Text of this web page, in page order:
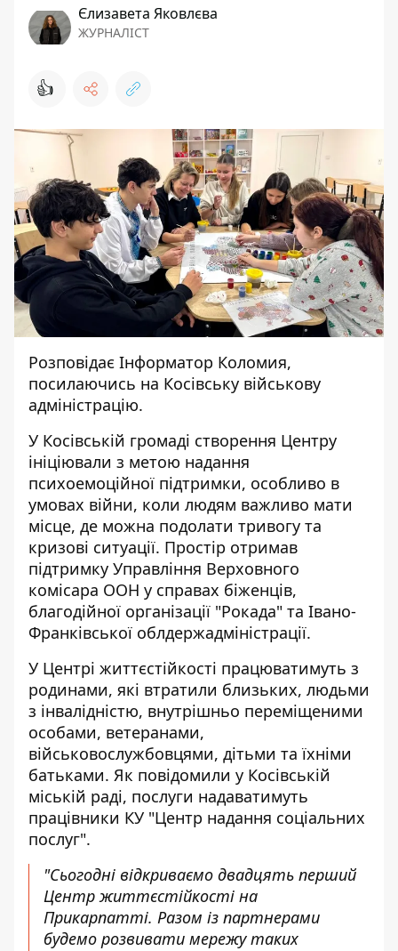
Єлизавета Яковлєва
ЖУРНАЛІСТ
👍
Розповідає Інформатор Коломия,
посилаючись на Косівську військову
адміністрацію.
У Косівській громаді створення Центру
ініціювали з метою надання
психоемоційної підтримки, особливо в
умовах війни, коли людям важливо мати
місце, де можна подолати тривогу та
кризові ситуації. Простір отримав
підтримку Управління Верховного
комісара ООН у справах біженців,
благодійної організації "Рокада" та Івано-
Франківської облдержадміністрації.
У Центрі життєстійкості працюватимуть з
родинами, які втратили близьких, людьми
з інвалідністю, внутрішньо переміщеними
особами, ветеранами,
військовослужбовцями, дітьми та їхніми
батьками. Як повідомили у Косівській
міській раді, послуги надаватимуть
працівники КУ "Центр надання соціальних
послуг".
"Сьогодні відкриваємо двадцять перший
Центр життєстійкості на
Прикарпатті. Разом із партнерами
будемо розвивати мережу таких